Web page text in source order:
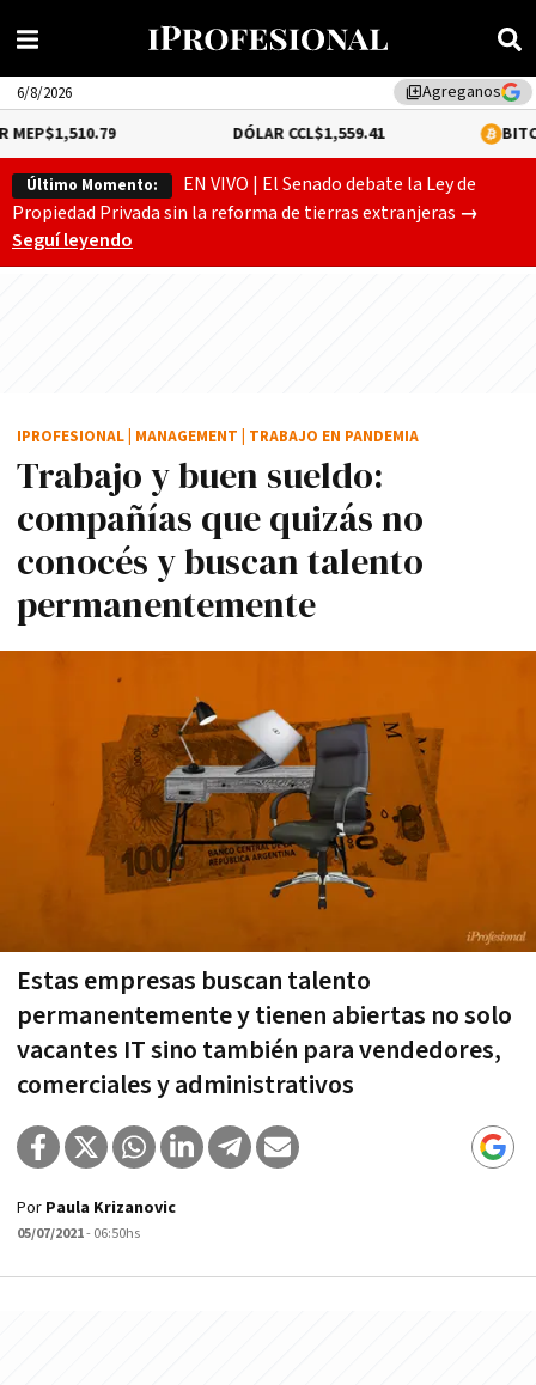
library_addAgreganos
6/8/2026
$1,559.41 0.18%
Último Momento:
EN VIVO | El Senado debate la Ley de
Propiedad Privada sin la reforma de tierras extranjeras →
Seguí leyendo
Trabajo y buen sueldo:
compañías que quizás no
conocés y buscan talento
permanentemente
Estas empresas buscan talento
permanentemente y tienen abiertas no solo
vacantes IT sino también para vendedores,
comerciales y administrativos
IPROFESIONAL MANAGEMENT TRABAJO EN PANDEMIA
Por Paula Krizanovic
05/07/2021- 06:50hs